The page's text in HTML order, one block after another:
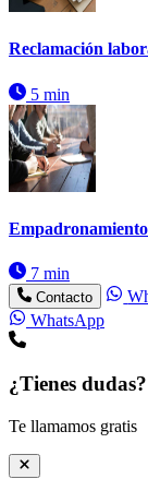
Reclamación
5 min
7 min
Contacto
WhatsApp
¿Tienes dudas?
Te llamamos gratis